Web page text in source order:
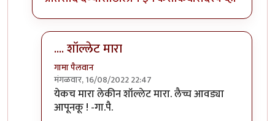
.... शॉल्लेट मारा
गामा पैलवान
मंगळवार, 16/08/2022 22:47
In reply to(No subject)byकपिलमुनी
येकच मारा लेकीन शॉल्लेट मारा. लैच्च आवड्या
आपूनकू ! -गा.पै.